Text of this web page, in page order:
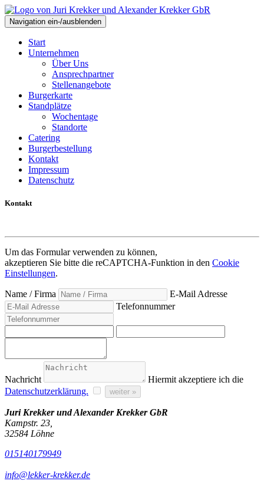
Navigation ein-/ausblenden
Start
Unternehmen
Über Uns
Ansprechpartner
Stellenangebote
Burgerkarte
Standplätze
Wochentage
Standorte
Catering
Burgerbestellung
Kontakt
Impressum
Datenschutz
Kontakt
Um das Formular verwenden zu können,
akzeptieren Sie bitte die reCAPTCHA-Funktion in den Cookie
Einstellungen.
Name / Firma
E-Mail Adresse
Telefonnummer
Nachricht
Hiermit akzeptiere ich die
Datenschutzerklärung.
weiter »
Juri Krekker und Alexander Krekker GbR
Kampstr. 23,
32584 Löhne
015140179949
info@lekker-krekker.de